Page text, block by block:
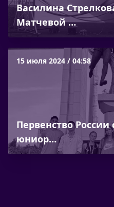
Василина
Матчевой …
15 июля 2024 / 04:58
Первенство
юниор…